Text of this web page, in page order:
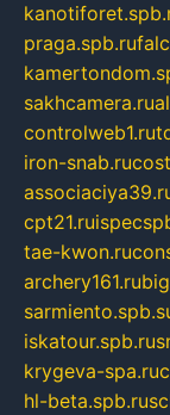
praga.spb.ru
sakhcamera.ru
controlweb1.ru
iron-snab.ru
cpt21.ru
tae-kwon.ru
archery161.ru
iskatour.spb.ru
krygeva-spa.ru
hl-beta.spb.ru